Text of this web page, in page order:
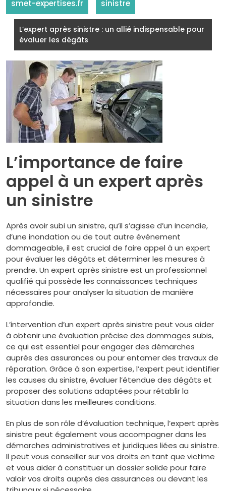
smet-expertises.fr sinistre
L’expert après sinistre : un allié indispensable pour
évaluer les dégâts
L’importance de faire
appel à un expert après
un sinistre
Après avoir subi un sinistre, qu’il s’agisse d’un incendie,
d’une inondation ou de tout autre événement
dommageable, il est crucial de faire appel à un expert
pour évaluer les dégâts et déterminer les mesures à
prendre. Un expert après sinistre est un professionnel
qualifié qui possède les connaissances techniques
nécessaires pour analyser la situation de manière
approfondie.
L’intervention d’un expert après sinistre peut vous aider
à obtenir une évaluation précise des dommages subis,
ce qui est essentiel pour engager des démarches
auprès des assurances ou pour entamer des travaux de
réparation. Grâce à son expertise, l’expert peut identifier
les causes du sinistre, évaluer l’étendue des dégâts et
proposer des solutions adaptées pour rétablir la
situation dans les meilleures conditions.
En plus de son rôle d’évaluation technique, l’expert après
sinistre peut également vous accompagner dans les
démarches administratives et juridiques liées au sinistre.
Il peut vous conseiller sur vos droits en tant que victime
et vous aider à constituer un dossier solide pour faire
valoir vos droits auprès des assurances ou devant les